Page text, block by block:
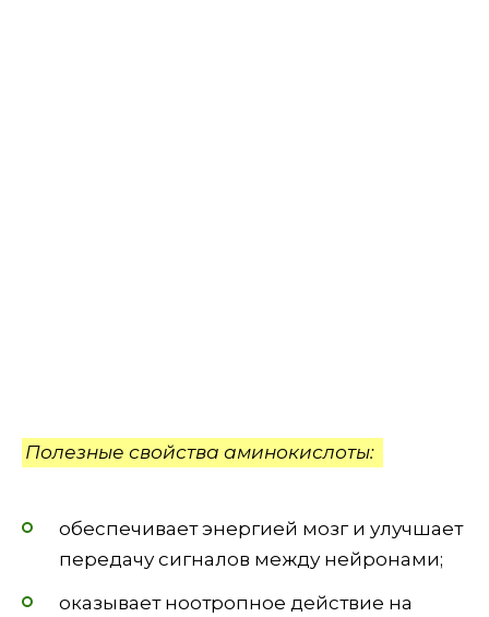
Полезные свойства аминокислоты:
обеспечивает энергией мозг и улучшает
передачу сигналов между нейронами;
оказывает ноотропное действие на